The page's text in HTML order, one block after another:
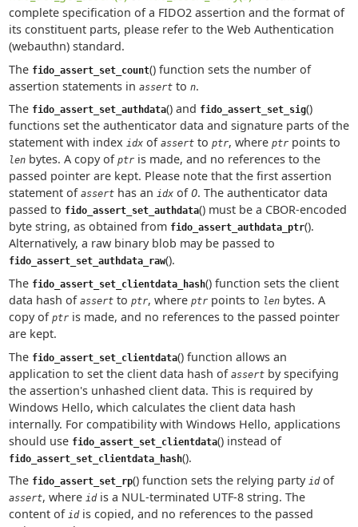
complete specification of a FIDO2 assertion and the format of
its constituent parts, please refer to the Web Authentication
(webauthn) standard.
The fido_assert_set_count() function sets the number of
assertion statements in assertto n.
The fido_assert_set_authdata() and fido_assert_set_sig()
functions set the authenticator data and signature parts of the
statement with index idxof assertto ptr, where ptrpoints to
lenbytes. A copy of ptris made, and no references to the
passed pointer are kept. Please note that the first assertion
statement of asserthas an idxof0. The authenticator data
passed to fido_assert_set_authdata() must be a CBOR-encoded
byte string, as obtained from fido_assert_authdata_ptr().
Alternatively, a raw binary blob may be passed to
fido_assert_set_authdata_raw().
The fido_assert_set_clientdata_hash() function sets the client
data hash of assertto ptr, where ptrpoints to lenbytes. A
copy of ptris made, and no references to the passed pointer
are kept.
The fido_assert_set_clientdata() function allows an
application to set the client data hash of assertby specifying
the assertion's unhashed client data. This is required by
Windows Hello, which calculates the client data hash
internally. For compatibility with Windows Hello, applications
should use fido_assert_set_clientdata() instead of
fido_assert_set_clientdata_hash().
The fido_assert_set_rp() function sets the relying party idof
assert, where idis a NUL-terminated UTF-8 string. The
content of idis copied, and no references to the passed